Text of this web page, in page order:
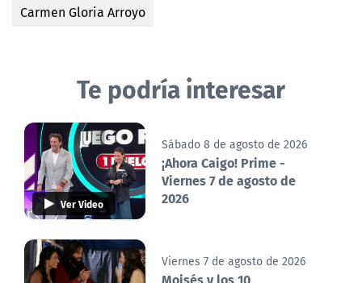
Carmen Gloria Arroyo
Te podría interesar
Ver Video
Sábado 8 de agosto de 2026
¡Ahora Caigo! Prime -
Viernes 7 de agosto de
2026
Viernes 7 de agosto de 2026